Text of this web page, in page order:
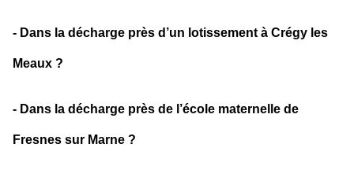
- Dans la décharge près d’un lotissement à Crégy les
Meaux ?
- Dans la décharge près de l’école maternelle de
Fresnes sur Marne ?